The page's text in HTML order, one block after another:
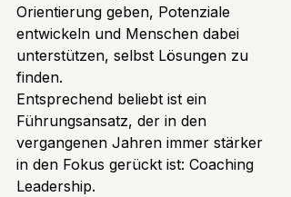
Orientierung geben, Potenziale
entwickeln und Menschen dabei
unterstützen, selbst Lösungen zu
finden.
Entsprechend beliebt ist ein
Führungsansatz, der in den
vergangenen Jahren immer stärker
in den Fokus gerückt ist: Coaching
Leadership.